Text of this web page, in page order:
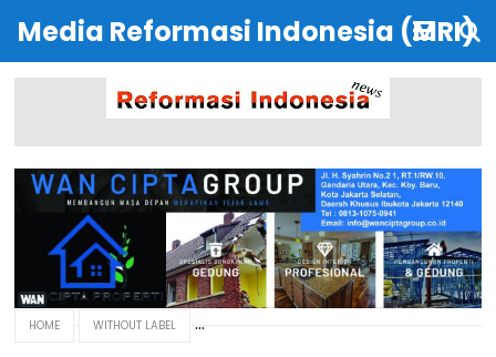
Media Reformasi Indonesia (MRI)
HOME WITHOUT LABEL